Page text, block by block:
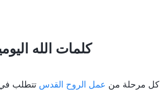
كلمات الله
كل مرحلة من عمل الروح القدس تتطلب في